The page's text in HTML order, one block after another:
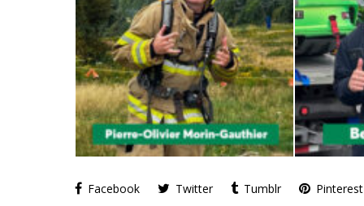
Facebook Twitter Tumblr Pinterest